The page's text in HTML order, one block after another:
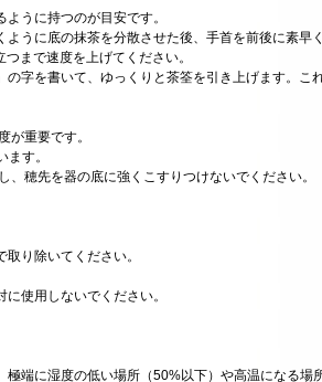
うに持つのが目安です。
うに底の抹茶を分散させた後、手首を前後に素早
まで速度を上げてください。
字を書いて、ゆっくりと茶筌を引き上げます。こ
が重要です。
す。
、穂先を器の底に強くこすりつけないでください。
り除いてください。
使用しないでください。
端に湿度の低い場所（50%以下）や高温になる場